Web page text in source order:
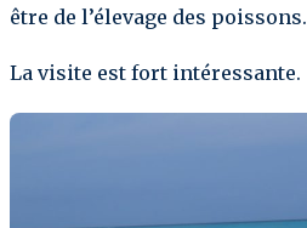
être de l’élevage des poissons.
La visite est fort intéressante.